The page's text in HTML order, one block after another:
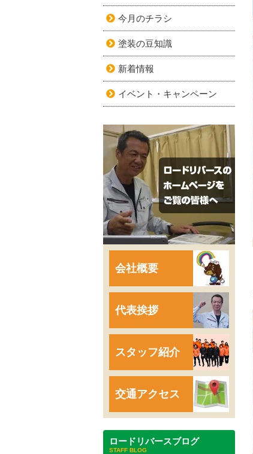
今月のチラシ
塗装の豆知識
新着情報
イベント・キャンペーン
会社概要
代表挨拶
スタッフ紹介
交通アクセス
ロードリバースブログ
STAFF BLOG